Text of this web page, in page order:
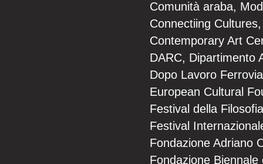
Comunità araba,
Connectiing
Contemporary Art
DARC, Dipartimento
Dopo Lavoro
European Cultural
Festival della
Festival
Fondazione Adriano
Fondazione Biennale